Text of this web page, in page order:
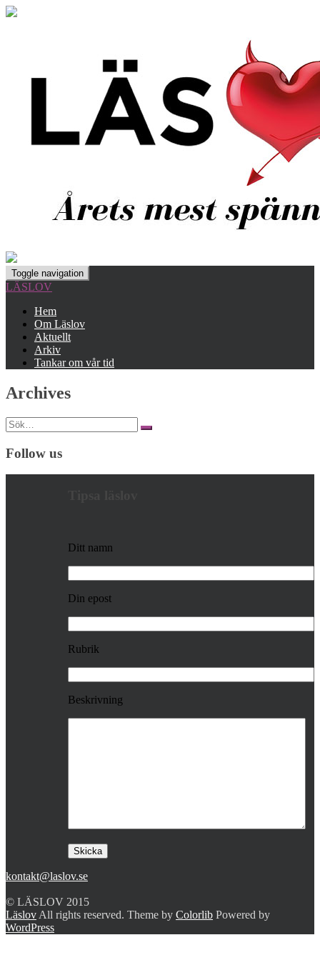
Toggle navigation
LÄSLOV
Hem
Om Läslov
Aktuellt
Arkiv
Tankar om vår tid
Archives
Search
for:
Follow us
Ditt namn
Din epost
Rubrik
Beskrivning
kontakt@laslov.se
© LÄSLOV 2015
LäslovAll rights reserved. Theme by Colorlib Powered by
WordPress